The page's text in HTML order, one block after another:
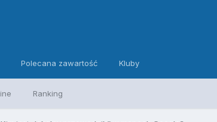
Ranking
Polecana zawartość Kluby